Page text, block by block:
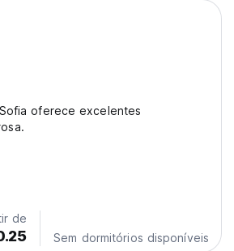
oferece excelentes
de
Sem dormitórios disponíveis